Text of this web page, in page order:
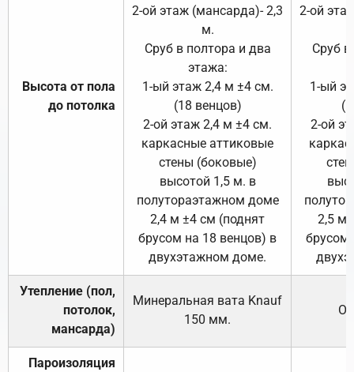
Высота от пола
до потолка
2-ой этаж (мансарда)- 2,3
м.
Сруб в полтора и два
этажа:
1-ый этаж 2,4 м ±4 см.
(18 венцов)
2-ой этаж 2,4 м ±4 см.
каркасные аттиковые
стены (боковые)
высотой 1,5 м. в
полутораэтажном доме
2,4 м ±4 см (поднят
брусом на 18 венцов) в
двухэтажном доме.
2-ой
Сруб
1-ый
2-ой
2,5 м
брусом
Утепление (пол,
потолок,
мансарда)
Минеральная вата Knauf
150 мм.
Пароизоляция